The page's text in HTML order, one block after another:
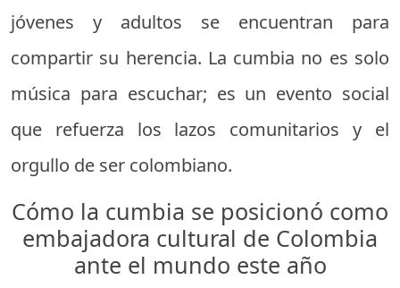
jóvenes y adultos se encuentran para
compartir su herencia. La cumbia no es solo
música para escuchar; es un evento social
que refuerza los lazos comunitarios y el
orgullo de ser colombiano.
Cómo la cumbia se posicionó como
embajadora cultural de Colombia
ante el mundo este año